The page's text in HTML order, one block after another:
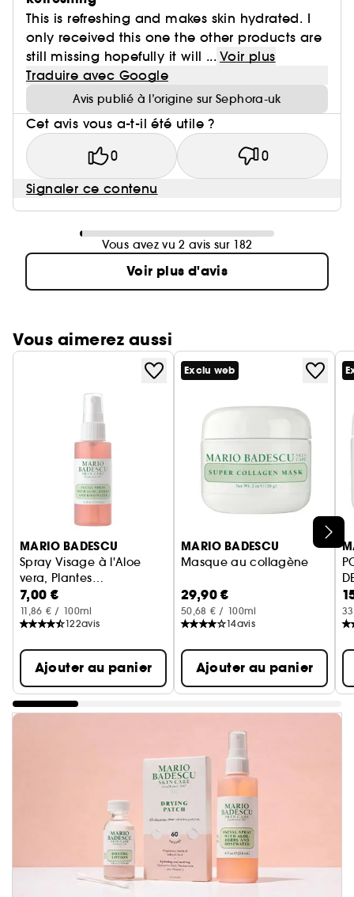
This is refreshing and makes skin hydrated. I
only received this one the other products are
still missing hopefully it will ... Voir plus
Traduire avec Google
Avis publié à l’origine sur Sephora-uk
Cet avis vous a-t-il été utile ?
0 0
Signaler ce contenu
Vous avez vu 2 avis sur 182
Voir plus d'avis
Vous aimerez aussi
Ignorer le carrousel produits
MARIO BADESCU
Spray Visage à l'Aloe
vera, Plantes
aromatiques et Eau de
rose
Format Voyage
7,00 €
11,86 € / 100ml
122avis
Ajouter au panier
Exclu web
MARIO BADESCU
Masque au collagène
29,90 €
50,68 € / 100ml
14avis
Ajouter au panier